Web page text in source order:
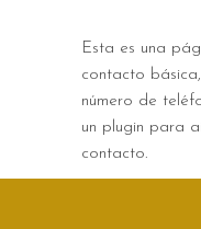
Esta es una
contacto
número de
un plugin para
contacto.